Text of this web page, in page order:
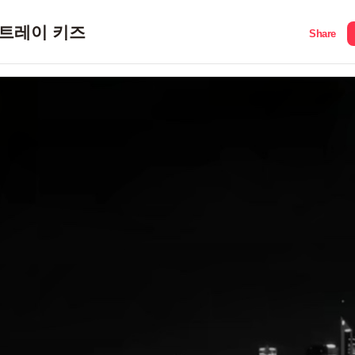
레이 키즈 Share